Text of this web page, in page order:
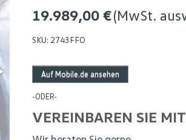
19.989,00 €(MwSt.
SKU: 2743FFO
Auf Mobile.de ansehen
-ODER-
VEREINBAREN SIE